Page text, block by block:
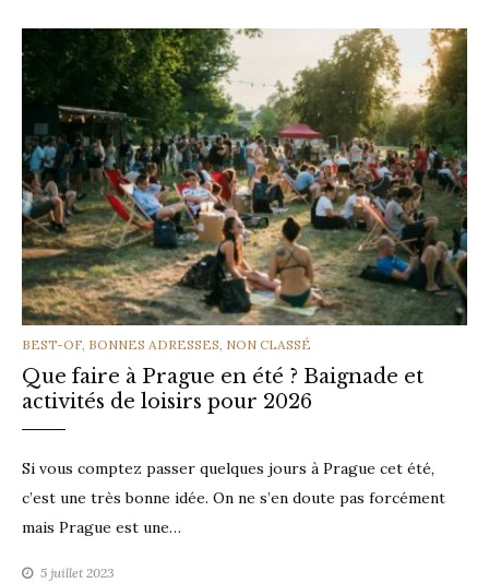
CATEGORIES
BEST-OF, BONNES ADRESSES, NON CLASSÉ
Que faire à Prague en été ? Baignade et
activités de loisirs pour 2026
Si vous comptez passer quelques jours à Prague cet été,
c’est une très bonne idée. On ne s’en doute pas forcément
mais Prague est une…
5 juillet 2023